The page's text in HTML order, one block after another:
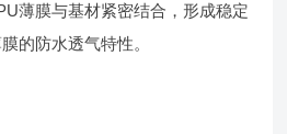
薄膜与基材紧密结合，形成稳定
的防水透气特性。